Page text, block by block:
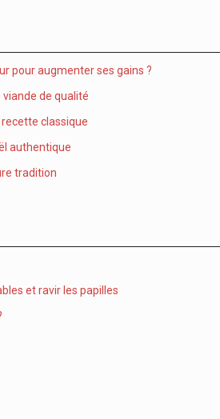
pour augmenter ses gains ?
de qualité
recette classique
authentique
tradition
et ravir les papilles